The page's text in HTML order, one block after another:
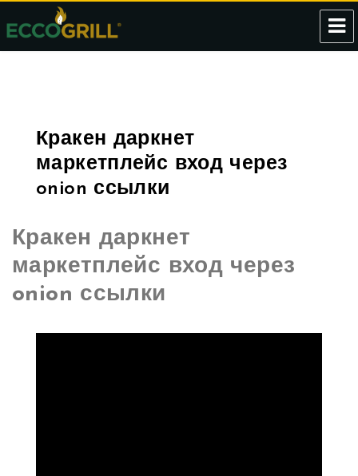
Eccogrill
Кракен даркнет
маркетплейс вход через
onion ссылки
Кракен даркнет
маркетплейс вход через
onion ссылки